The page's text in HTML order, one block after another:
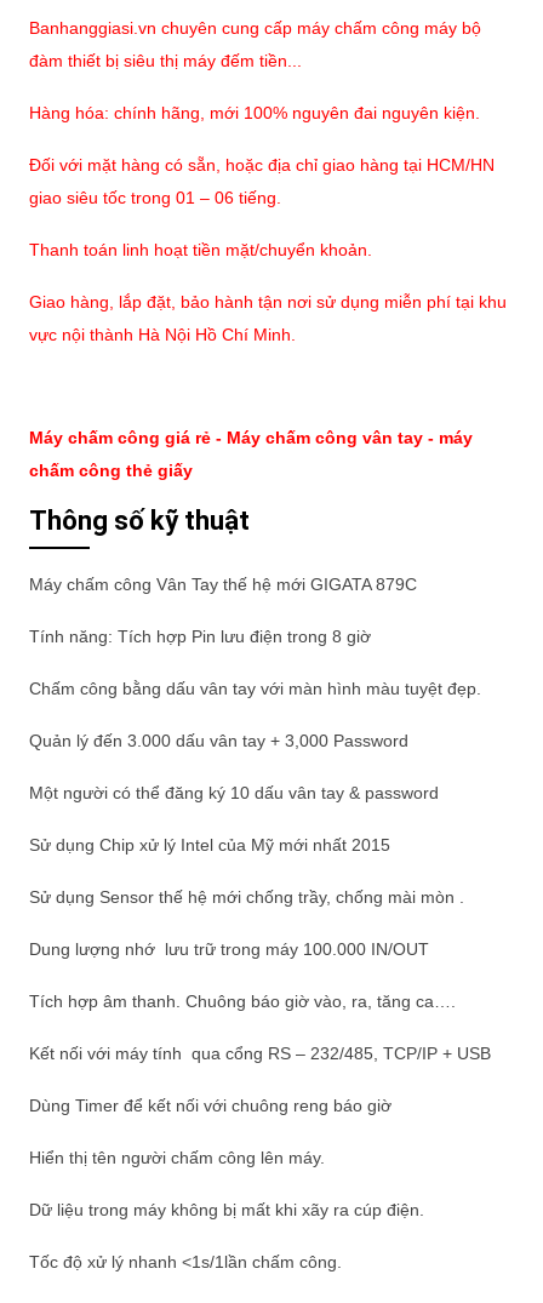
Banhanggiasi.vn chuyên cung cấp máy chấm công máy bộ
đàm thiết bị siêu thị máy đếm tiền...
Hàng hóa: chính hãng, mới 100% nguyên đai nguyên kiện.
Đối với mặt hàng có sẵn, hoặc địa chỉ giao hàng tại HCM/HN
giao siêu tốc trong 01 – 06 tiếng.
Thanh toán linh hoạt tiền mặt/chuyển khoản.
Giao hàng, lắp đặt, bảo hành tận nơi sử dụng miễn phí tại khu
vực nội thành Hà Nội Hồ Chí Minh.
Máy chấm công giá rẻ - Máy chấm công vân tay - máy
chấm công thẻ giấy
Thông số kỹ thuật
Máy chấm công Vân Tay thế hệ mới GIGATA 879C
Tính năng: Tích hợp Pin lưu điện trong 8 giờ
Chấm công bằng dấu vân tay với màn hình màu tuyệt đẹp.
Quản lý đến 3.000 dấu vân tay + 3,000 Password
Một người có thể đăng ký 10 dấu vân tay & password
Sử dụng Chip xử lý Intel của Mỹ mới nhất 2015
Sử dụng Sensor thế hệ mới chống trầy, chống mài mòn .
Dung lượng nhớ lưu trữ trong máy 100.000 IN/OUT
Tích hợp âm thanh. Chuông báo giờ vào, ra, tăng ca….
Kết nối với máy tính qua cổng RS – 232/485, TCP/IP + USB
Dùng Timer để kết nối với chuông reng báo giờ
Hiển thị tên người chấm công lên máy.
Dữ liệu trong máy không bị mất khi xãy ra cúp điện.
Tốc độ xử lý nhanh <1s/1lần chấm công.